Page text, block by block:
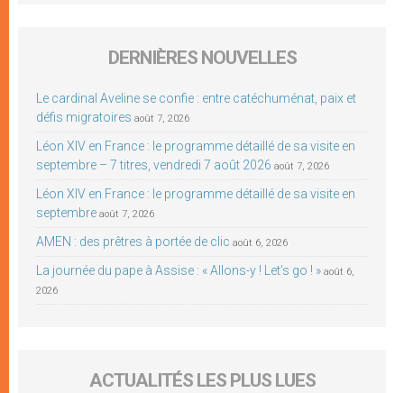
DERNIÈRES NOUVELLES
Le cardinal Aveline se confie : entre catéchuménat, paix et
défis migratoires août 7, 2026
Léon XIV en France : le programme détaillé de sa visite en
septembre – 7 titres, vendredi 7 août 2026 août 7, 2026
Léon XIV en France : le programme détaillé de sa visite en
septembre août 7, 2026
AMEN : des prêtres à portée de clic août 6, 2026
La journée du pape à Assise : « Allons-y ! Let’s go ! » août 6,
2026
ACTUALITÉS LES PLUS LUES